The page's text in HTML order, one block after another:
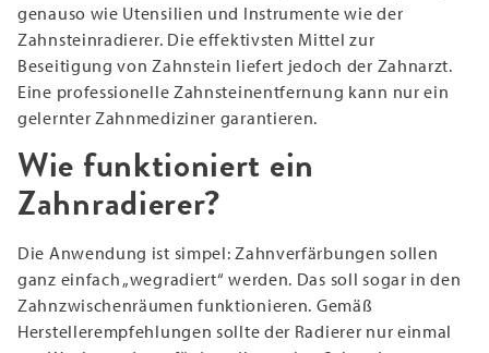
genauso wie Utensilien und Instrumente wie der
Zahnsteinradierer. Die effektivsten Mittel zur
Beseitigung von Zahnstein liefert jedoch der Zahnarzt.
Eine professionelle Zahnsteinentfernung kann nur ein
gelernter Zahnmediziner garantieren.
Wie funktioniert ein
Zahnradierer?
Die Anwendung ist simpel: Zahnverfärbungen sollen
ganz einfach „wegradiert“ werden. Das soll sogar in den
Zahnzwischenräumen funktionieren. Gemäß
Herstellerempfehlungen sollte der Radierer nur einmal